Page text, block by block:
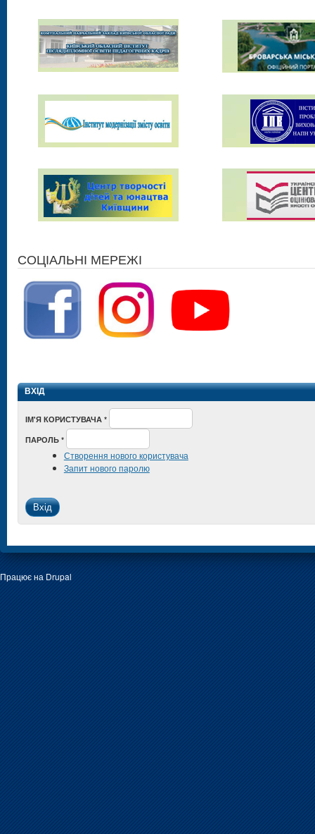
СОЦІАЛЬНІ МЕРЕЖІ
ВХІД
ІМ'Я КОРИСТУВАЧА *
ПАРОЛЬ *
Створення нового користувача
Запит нового паролю
Працює на Drupal